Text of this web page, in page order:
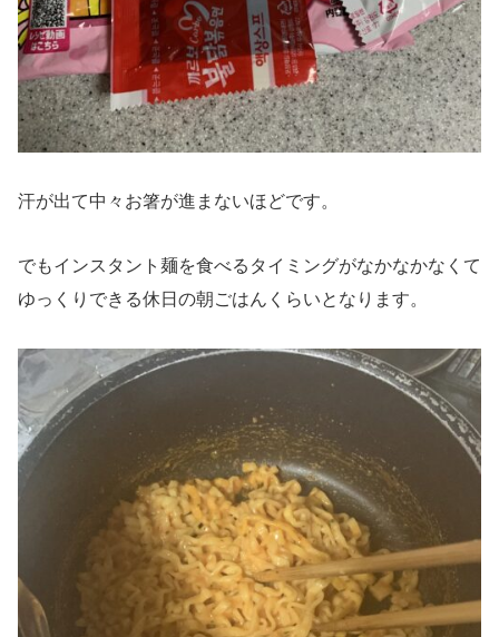
汗が出て中々お箸が進まないほどです。
でもインスタント麺を食べるタイミングがなかなかなくて
ゆっくりできる休日の朝ごはんくらいとなります。